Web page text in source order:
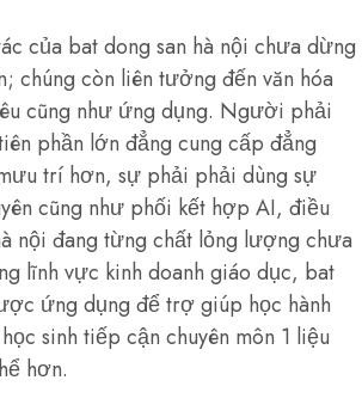
của bat dong san hà nội chưa dừng
chúng còn liên tưởng đến văn hóa
cũng như ứng dụng. Người phải
phần lớn đẳng cung cấp đẳng
trí hơn, sự phải phải dùng sự
cũng như phối kết hợp AI, điều
nội đang từng chất lỏng lượng chưa
lĩnh vực kinh doanh giáo dục, bat
ứng dụng để trợ giúp học hành
sinh tiếp cận chuyên môn 1 liệu
hơn.